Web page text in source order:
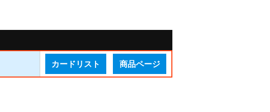
カードリスト 商品ページ